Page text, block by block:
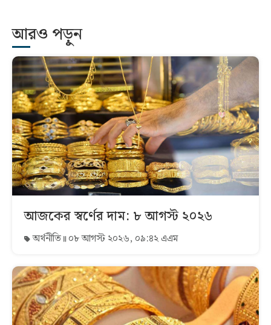
আরও পড়ুন
আজকের স্বর্ণের দাম: ৮ আগস্ট ২০২৬
অর্থনীতি ০৮ আগস্ট ২০২৬, ০৯:৪২ এএম